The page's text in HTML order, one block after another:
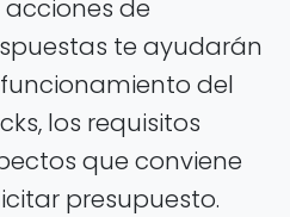
acciones de
te ayudarán
del
los requisitos
que conviene
presupuesto.